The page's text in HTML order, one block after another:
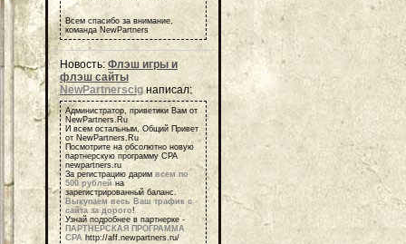
Всем спасибо за внимание,
команда NewPartners
Новость: Флэш игры и
флэш сайты
NewPartnerscig написал:
Администратор, приветики Вам от
NewPartners.Ru
И всем остальным, Общий Привет
от NewPartners.Ru
Посмотрите на обсолютно новую
партнерскую программу СРА
newpartners.ru
За регистрацию дарим всем по
500 рублейна
зарегистрированный баланс.
Выкупаем весь Ваш трафик с
сайта за дорого!
Узнай подробнее в партнерке -
ПАРТНЕРСКАЯ ПРОГРАММА
СРА http://aff.newpartners.ru/